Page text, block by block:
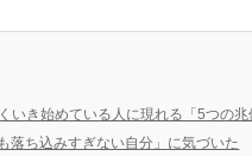
いき始めている人に現れる「5つの兆
落ち込みすぎない自分」に気づいた